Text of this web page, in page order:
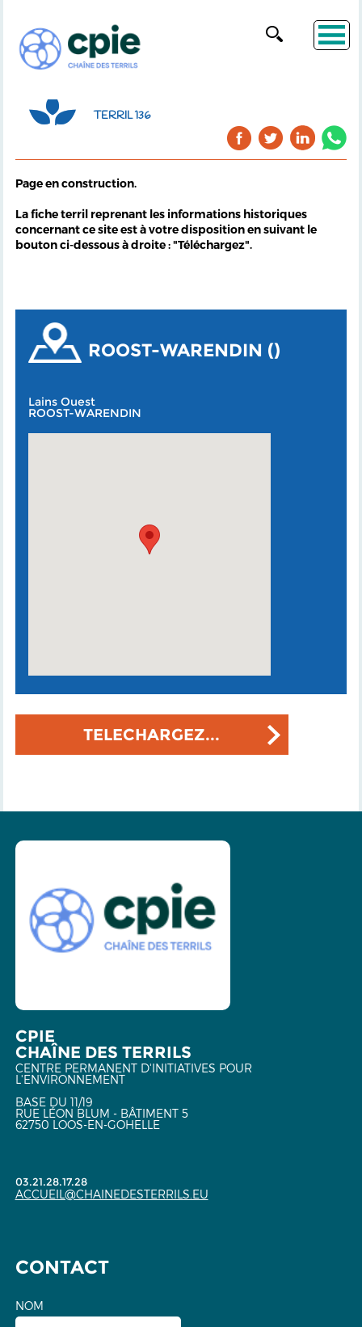
TERRIL 136
Page en construction.
La fiche terril reprenant les informations historiques
concernant ce site est à votre disposition en suivant le
bouton ci-dessous à droite : "Téléchargez".
ROOST-WARENDIN ()
Lains Ouest
ROOST-WARENDIN
TELECHARGEZ...
CPIE
CHAÎNE DES TERRILS
CENTRE PERMANENT D'INITIATIVES POUR
L'ENVIRONNEMENT
BASE DU 11/19
RUE LÉON BLUM - BÂTIMENT 5
62750 LOOS-EN-GOHELLE
03.21.28.17.28
ACCUEIL@CHAINEDESTERRILS.EU
CONTACT
NOM